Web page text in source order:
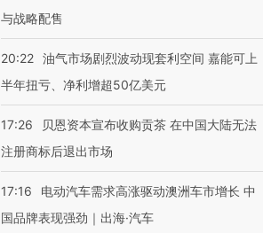
与战略配售
20:22 油气市场剧烈波动现套利空间 嘉能可上
半年扭亏、净利增超50亿美元
17:26
贝恩资本宣布收购贡茶 在中国大陆无法
注册商标后退出市场
17:16
电动汽车需求高涨驱动澳洲车市增长 中
国品牌表现强劲｜出海·汽车